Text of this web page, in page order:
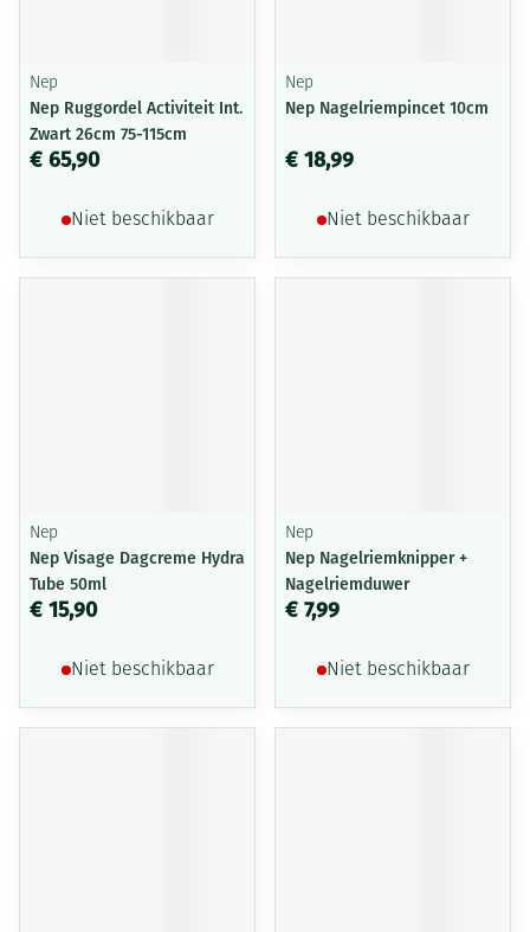
Nep
Nep Ruggordel Activiteit Int.
Zwart 26cm 75-115cm
€ 65,90
Niet beschikbaar
Nep
Nep Nagelriempincet 10cm
€ 18,99
Niet beschikbaar
Nep
Nep Visage Dagcreme Hydra
Tube 50ml
€ 15,90
Niet beschikbaar
Nep
Nep Nagelriemknipper +
Nagelriemduwer
€ 7,99
Niet beschikbaar